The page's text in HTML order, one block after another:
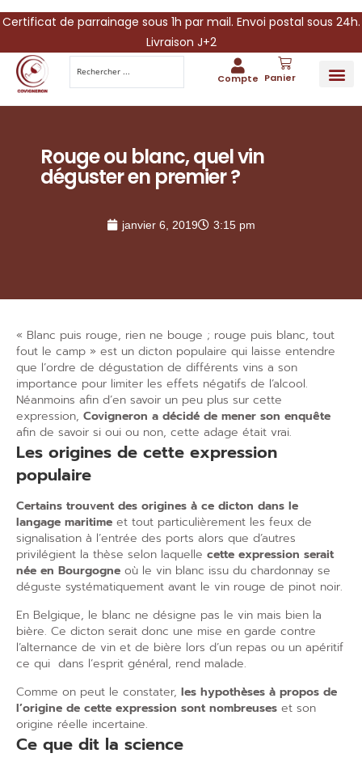
Certificat de parrainage sous 1h par mail. Envoi postal sous 24h.
Livraison J+2
Compte Panier
Rouge ou blanc, quel vin
déguster en premier ?
janvier 6, 2019 3:15 pm
« Blanc puis rouge, rien ne bouge ; rouge puis blanc, tout
fout le camp » est un dicton populaire qui laisse entendre
que l’ordre de dégustation de différents vins a son
importance pour limiter les effets négatifs de l’alcool.
Néanmoins afin d’en savoir un peu plus sur cette
expression, Covigneron a décidé de mener son enquête
afin de savoir si oui ou non, cette adage était vrai.
Les origines de cette expression
populaire
Certains trouvent des origines à ce dicton dans le
langage maritime et tout particulièrement les feux de
signalisation à l’entrée des ports alors que d’autres
privilégient la thèse selon laquelle cette expression serait
née en Bourgogne où le vin blanc issu du chardonnay se
déguste systématiquement avant le vin rouge de pinot noir.
En Belgique, le blanc ne désigne pas le vin mais bien la
bière. Ce dicton serait donc une mise en garde contre
l’alternance de vin et de bière lors d’un repas ou un apéritif
ce qui dans l’esprit général, rend malade.
Comme on peut le constater, les hypothèses à propos de
l’origine de cette expression sont nombreuses et son
origine réelle incertaine.
Ce que dit la science